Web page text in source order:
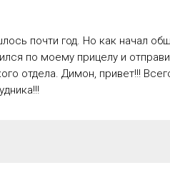
почти год. Но как начал
по моему прицелу и
отдела. Димон, привет!!!